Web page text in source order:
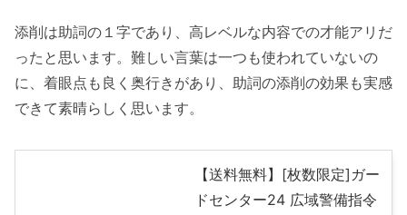
添削は助詞の１字であり、高レベルな内容での才能アリだ
ったと思います。難しい言葉は一つも使われていないの
に、着眼点も良く奥行きがあり、助詞の添削の効果も実感
できて素晴らしく思います。
【送料無料】[枚数限定]ガー
ドセンター24 広域警備指令